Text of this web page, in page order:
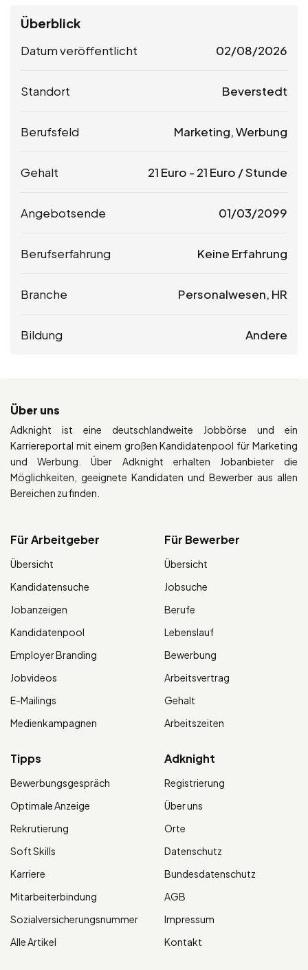
Überblick
Datum veröffentlicht 02/08/2026
Standort Beverstedt
Berufsfeld Marketing, Werbung
Gehalt 21 Euro - 21 Euro / Stunde
Angebotsende 01/03/2099
Berufserfahrung Keine Erfahrung
Branche Personalwesen, HR
Bildung Andere
Über uns
Adknight ist eine deutschlandweite Jobbörse und ein
Karriereportal mit einem großen Kandidatenpool für Marketing
und Werbung. Über Adknight erhalten Jobanbieter die
Möglichkeiten, geeignete Kandidaten und Bewerber aus allen
Bereichen zu finden.
Für Arbeitgeber
Übersicht
Kandidatensuche
Jobanzeigen
Kandidatenpool
Employer Branding
Jobvideos
E-Mailings
Medienkampagnen
Für Bewerber
Übersicht
Jobsuche
Berufe
Lebenslauf
Bewerbung
Arbeitsvertrag
Gehalt
Arbeitszeiten
Tipps
Bewerbungsgespräch
Optimale Anzeige
Rekrutierung
Soft Skills
Karriere
Mitarbeiterbindung
Sozialversicherungsnummer
Alle Artikel
Adknight
Registrierung
Über uns
Orte
Datenschutz
Bundesdatenschutz
AGB
Impressum
Kontakt